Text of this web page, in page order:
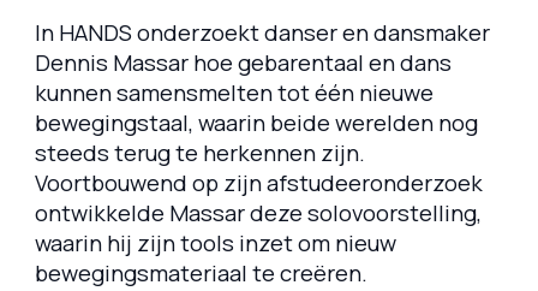
InHANDSonderzoekt danser en dansmaker
Dennis Massar hoe gebarentaal en dans
kunnen samensmelten tot één nieuwe
bewegingstaal, waarin beide werelden nog
steeds terug te herkennen zijn.
Voortbouwend op zijn afstudeeronderzoek
ontwikkelde Massar deze solovoorstelling,
waarin hij zijn tools inzet om nieuw
bewegingsmateriaal te creëren.